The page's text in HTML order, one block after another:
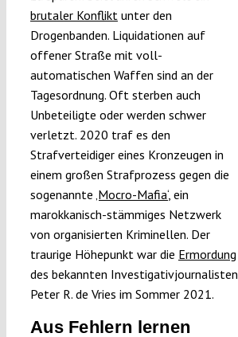
brutaler Konflikt unter den
Drogenbanden. Liquidationen auf
offener Straße mit voll-
automatischen Waffen sind an der
Tagesordnung. Oft sterben auch
Unbeteiligte oder werden schwer
verletzt. 2020 traf es den
Strafverteidiger eines Kronzeugen in
einem großen Strafprozess gegen die
sogenannte ‚Mocro-Mafia‘, ein
marokkanisch-stämmiges Netzwerk
von organisierten Kriminellen. Der
traurige Höhepunkt war die Ermordung
des bekannten Investigativjournalisten
Peter R. de Vries im Sommer 2021.
Aus Fehlern lernen